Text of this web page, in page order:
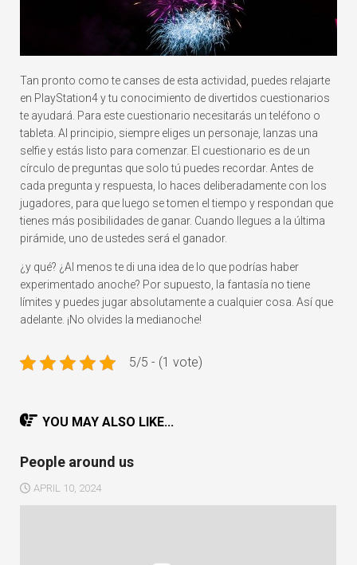
Tan pronto como te canses de esta actividad, puedes relajarte
en PlayStation4 y tu conocimiento de divertidos cuestionarios
te ayudará. Para este cuestionario necesitarás un teléfono o
tableta. Al principio, siempre eliges un personaje, lanzas una
selfie y estás listo para comenzar. El cuestionario es de un
círculo de preguntas que solo tú puedes recordar. Antes de
cada pregunta y respuesta, lo haces deliberadamente con los
jugadores, para que luego se tomen el tiempo y respondan que
tienes más posibilidades de ganar. Cuando llegues a la última
pirámide, uno de ustedes será el ganador.
¿y qué? ¿Al menos te di una idea de lo que podrías haber
experimentado anoche? Por supuesto, la fantasía no tiene
límites y puedes jugar absolutamente a cualquier cosa. Así que
adelante. ¡No olvides la medianoche!
5/5 - (1 vote)
YOU MAY ALSO LIKE...
People around us
APRIL 10, 2024